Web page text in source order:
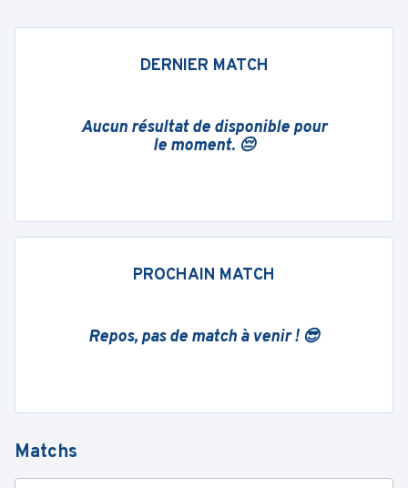
DERNIER MATCH
Aucun résultat de disponible pour
le moment. 😔
PROCHAIN MATCH
Repos, pas de match à venir ! 😎
Matchs